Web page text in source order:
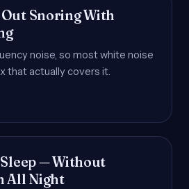
Snoring With
noise, so most white noise
that actually covers it.
— Without
All Night